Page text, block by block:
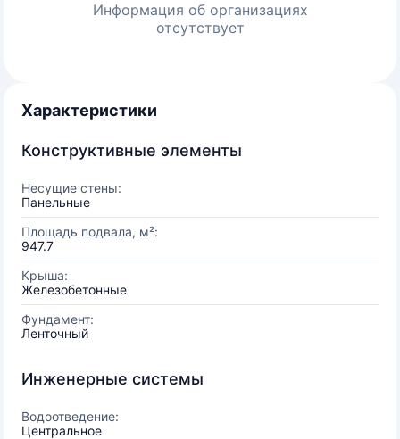
Информация об организациях
отсутствует
Характеристики
Конструктивные элементы
Несущие стены:
Панельные
Площадь подвала, м²:
947.7
Крыша:
Железобетонные
Фундамент:
Ленточный
Инженерные системы
Водоотведение:
Центральное